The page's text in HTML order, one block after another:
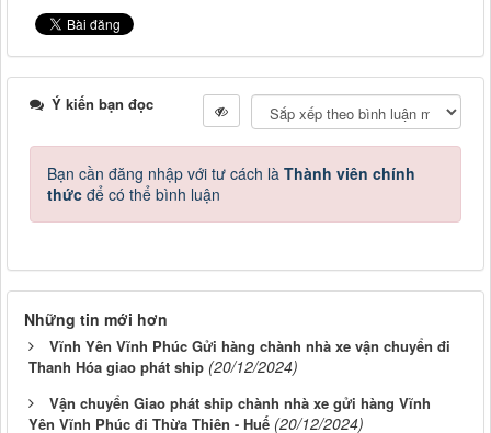
Ý kiến bạn đọc
Bạn cần đăng nhập với tư cách là Thành viên chính
thức để có thể bình luận
Những tin mới hơn
Vĩnh Yên Vĩnh Phúc Gửi hàng chành nhà xe vận chuyển đi
Thanh Hóa giao phát ship (20/12/2024)
Vận chuyển Giao phát ship chành nhà xe gửi hàng Vĩnh
Yên Vĩnh Phúc đi Thừa Thiên - Huế (20/12/2024)